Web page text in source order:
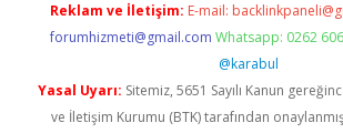
Reklam ve İletişim: E-mail:
forumhizmeti@gmail.com Whatsapp: 0262
@karabul
Yasal Uyarı: Sitemiz, 5651 Sayılı Kanun
ve İletişim Kurumu (BTK) tarafından